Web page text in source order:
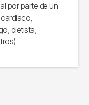
por parte de un
dietista,